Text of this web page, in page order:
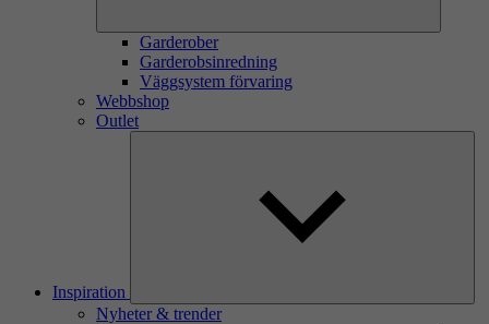
Garderober
Garderobsinredning
Väggsystem förvaring
Webbshop
Outlet
Inspiration
Nyheter & trender